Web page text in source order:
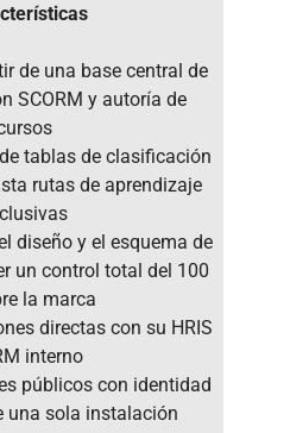
de una base central de
SCORM y autoría de
tablas de clasificación
rutas de aprendizaje
diseño y el esquema de
un control total del 100
la marca
directas con su HRIS
interno
públicos con identidad
una sola instalación